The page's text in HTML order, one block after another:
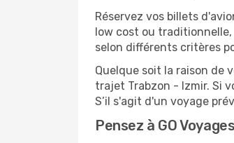
Réservez vos billets
low cost ou
selon différents critères
Quelque soit la raison de
trajet Trabzon - Izmir. Si
S’il s'agit d'un voyage
Pensez à GO